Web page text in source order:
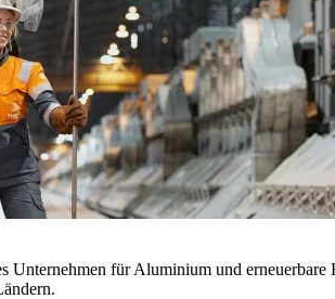
Unternehmen für Aluminium und